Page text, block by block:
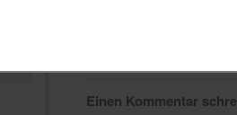
Einen Kommentar